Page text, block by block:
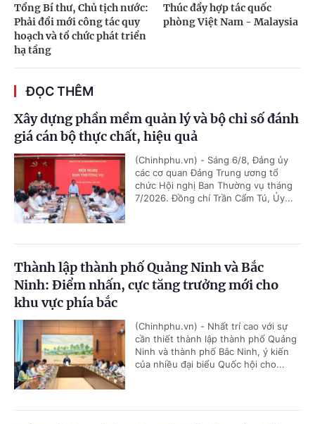
Tổng Bí thư, Chủ tịch nước:
Phải đổi mới công tác quy
hoạch và tổ chức phát triển
hạ tầng
Thúc đẩy hợp tác quốc
phòng Việt Nam - Malaysia
ĐỌC THÊM
Xây dựng phần mềm quản lý và bộ chỉ số đánh
giá cán bộ thực chất, hiệu quả
(Chinhphu.vn) - Sáng 6/8, Đảng ủy
các cơ quan Đảng Trung ương tổ
chức Hội nghị Ban Thường vụ tháng
7/2026. Đồng chí Trần Cẩm Tú, Ủy...
Thành lập thành phố Quảng Ninh và Bắc
Ninh: Điểm nhấn, cực tăng trưởng mới cho
khu vực phía bắc
(Chinhphu.vn) - Nhất trí cao với sự
cần thiết thành lập thành phố Quảng
Ninh và thành phố Bắc Ninh, ý kiến
của nhiều đại biểu Quốc hội cho...